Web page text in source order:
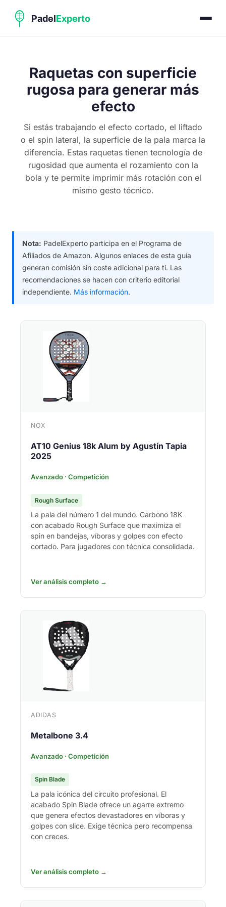
Raquetas con superficie
rugosa para generar más
efecto
Si estás trabajando el efecto cortado, el liftado
o el spin lateral, la superficie de la pala marca la
diferencia. Estas raquetas tienen tecnología de
rugosidad que aumenta el rozamiento con la
bola y te permite imprimir más rotación con el
mismo gesto técnico.
Nota: PadelExperto participa en el Programa de
Afiliados de Amazon. Algunos enlaces de esta guía
generan comisión sin coste adicional para ti. Las
recomendaciones se hacen con criterio editorial
independiente. Más información.
NOX
AT10 Genius 18k Alum by Agustín Tapia
2025
Avanzado · Competición
Rough Surface
La pala del número 1 del mundo. Carbono 18K
con acabado Rough Surface que maximiza el
spin en bandejas, víboras y golpes con efecto
cortado. Para jugadores con técnica consolidada.
Ver análisis completo →
ADIDAS
Metalbone 3.4
Avanzado · Competición
Spin Blade
La pala icónica del circuito profesional. El
acabado Spin Blade ofrece un agarre extremo
que genera efectos devastadores en víboras y
golpes con slice. Exige técnica pero recompensa
con creces.
Ver análisis completo →